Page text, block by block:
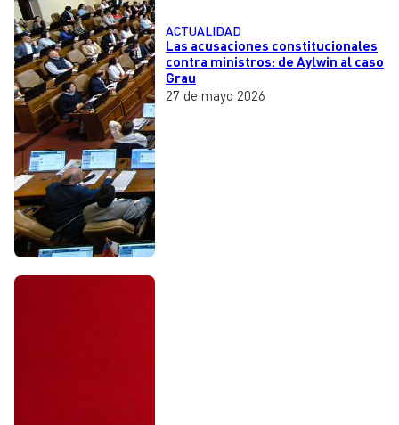
ACTUALIDAD
Las acusaciones constitucionales
contra ministros: de Aylwin al caso
Grau
27 de mayo 2026